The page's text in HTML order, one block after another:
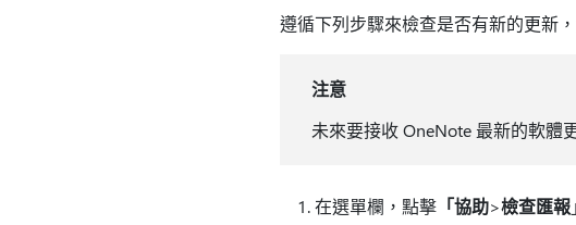
遵循下列步驟來檢查是否有新的更新
注意
未來要接收 OneNote 最新的軟體
在選單欄，點擊「協助>檢查匯報